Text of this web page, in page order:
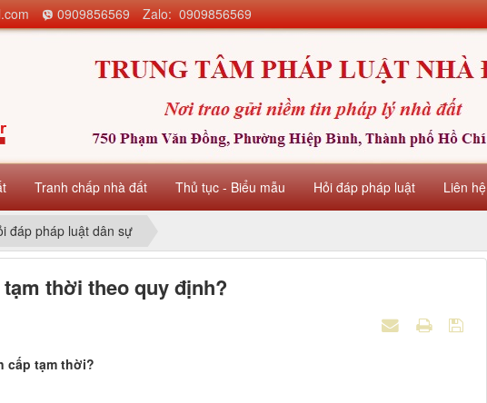
Tranh chấp nhà đất Thủ tục - Biểu mẫu Hỏi đáp pháp luật Liên hệ
0909856569 Zalo: 0909856569
đáp pháp luật dân sự
thời theo quy định?
cấp tạm thời?